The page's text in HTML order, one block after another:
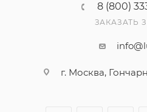
8 (800)
ЗАКАЗАТЬ
г. Москва,